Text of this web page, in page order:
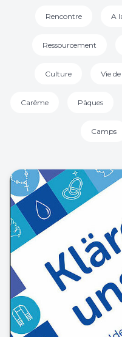
Rencontre A
Ressourcement
Culture Vie
Carême Pâques
Camps